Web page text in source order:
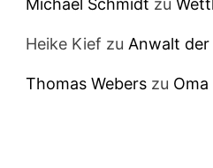
Michael Schmidt zu
Heike Kief zuAnwalt
Thomas Webers zu Oma